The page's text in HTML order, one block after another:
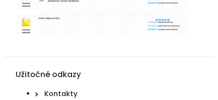
Užitočné odkazy
Kontakty